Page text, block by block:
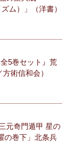
ム）」（洋書）
5巻セット』荒
術信和会）
元奇門遁甲 星の
の巻下」北条兵